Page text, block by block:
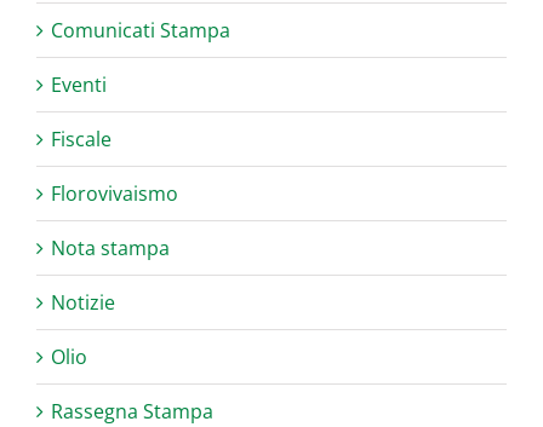
Comunicati Stampa
Eventi
Fiscale
Florovivaismo
Nota stampa
Notizie
Olio
Rassegna Stampa